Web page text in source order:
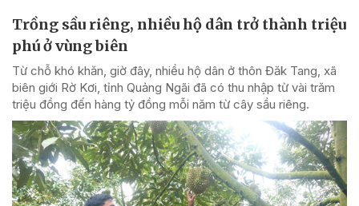
Trồng sầu riêng, nhiều hộ dân trở thành triệu
phú ở vùng biên
Từ chỗ khó khăn, giờ đây, nhiều hộ dân ở thôn Đăk Tang, xã
biên giới Rờ Kơi, tỉnh Quảng Ngãi đã có thu nhập từ vài trăm
triệu đồng đến hàng tỷ đồng mỗi năm từ cây sầu riêng.